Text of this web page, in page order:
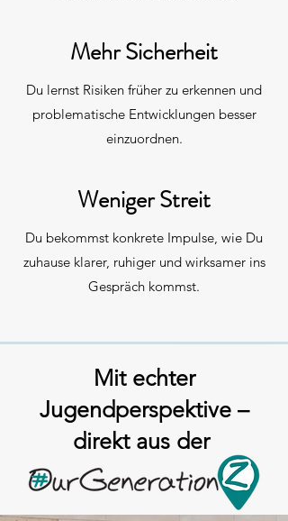
Mehr Sicherheit
Du lernst Risiken früher zu erkennen und
problematische Entwicklungen besser
einzuordnen.
Weniger Streit
Du bekommst konkrete Impulse, wie Du
zuhause klarer, ruhiger und wirksamer ins
Gespräch kommst.
Mit echter
Jugendperspektive –
direkt aus der